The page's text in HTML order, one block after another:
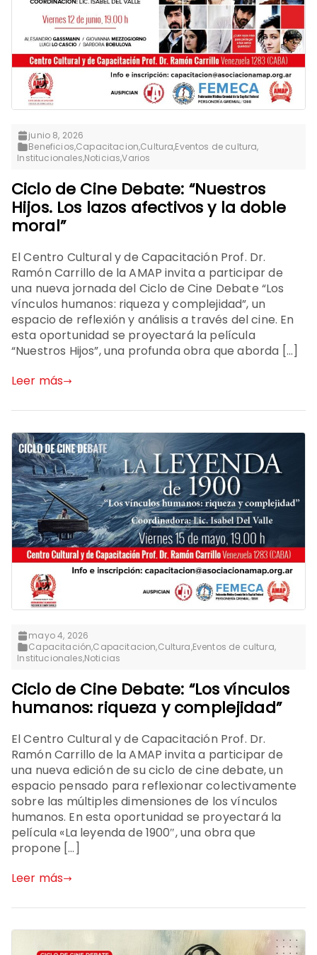
junio 8, 2026
Beneficios,Capacitacion,Cultura,Eventos de cultura,
Institucionales,Noticias,Varios
Ciclo de Cine Debate: “Nuestros
Hijos. Los lazos afectivos y la doble
moral”
El Centro Cultural y de Capacitación Prof. Dr.
Ramón Carrillo de la AMAP invita a participar de
una nueva jornada del Ciclo de Cine Debate “Los
vínculos humanos: riqueza y complejidad”, un
espacio de reflexión y análisis a través del cine. En
esta oportunidad se proyectará la película
“Nuestros Hijos”, una profunda obra que aborda […]
Leer más
mayo 4, 2026
Capacitación,Capacitacion,Cultura,Eventos de cultura,
Institucionales,Noticias
Ciclo de Cine Debate: “Los vínculos
humanos: riqueza y complejidad”
El Centro Cultural y de Capacitación Prof. Dr.
Ramón Carrillo de la AMAP invita a participar de
una nueva edición de su ciclo de cine debate, un
espacio pensado para reflexionar colectivamente
sobre las múltiples dimensiones de los vínculos
humanos. En esta oportunidad se proyectará la
película «La leyenda de 1900″, una obra que
propone […]
Leer más